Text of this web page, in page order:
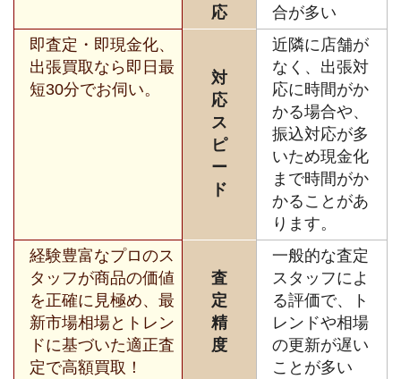
応
合が多い
即査定・即現金化、
出張買取なら即日最
短30分でお伺い。
対
応
ス
ピ
ー
ド
近隣に店舗が
なく、出張対
応に時間がか
かる場合や、
振込対応が多
いため現金化
まで時間がか
かることがあ
ります。
経験豊富なプロのス
タッフが商品の価値
を正確に見極め、最
新市場相場とトレン
ドに基づいた適正査
定で高額買取！
査
定
精
度
一般的な査定
スタッフによ
る評価で、ト
レンドや相場
の更新が遅い
ことが多い